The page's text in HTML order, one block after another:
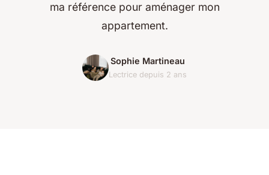
ma référence pour aménager mon
appartement.
Sophie Martineau
Lectrice depuis 2 ans